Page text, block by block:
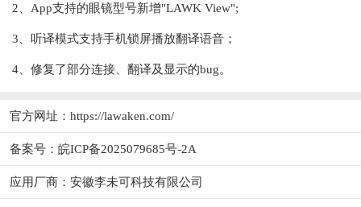
2、App支持的眼镜型号新增"LAWK View";
3、听译模式支持手机锁屏播放翻译语音；
4、修复了部分连接、翻译及显示的bug。
官方网址： https://lawaken.com/
备案号：皖ICP备2025079685号-2A
应用厂商： 安徽李未可科技有限公司